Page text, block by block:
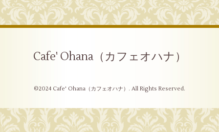
Cafe' Ohana（カフェオハナ）
©2024 Cafe' Ohana（カフェオハナ） . All Rights Reserved.